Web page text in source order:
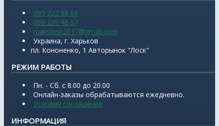
095 222 88 66
098 239 46 57
makslosk2017@gmail.com
Украина, г. Харьков
пл. Кононенко, 1 Авторынок "Лоск"
РЕЖИМ РАБОТЫ
Пн. - Сб. с 8.00 до 20.00
Онлайн-заказы обрабатываются ежедневно.
Условия соглашения
ИНФОРМАЦИЯ